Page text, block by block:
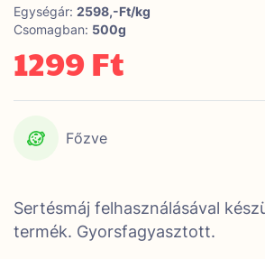
Egységár: 2598,-Ft/kg
Csomagban: 500g
1299 Ft
Főzve
Sertésmáj felhasználásával
termék. Gyorsfagyasztott.